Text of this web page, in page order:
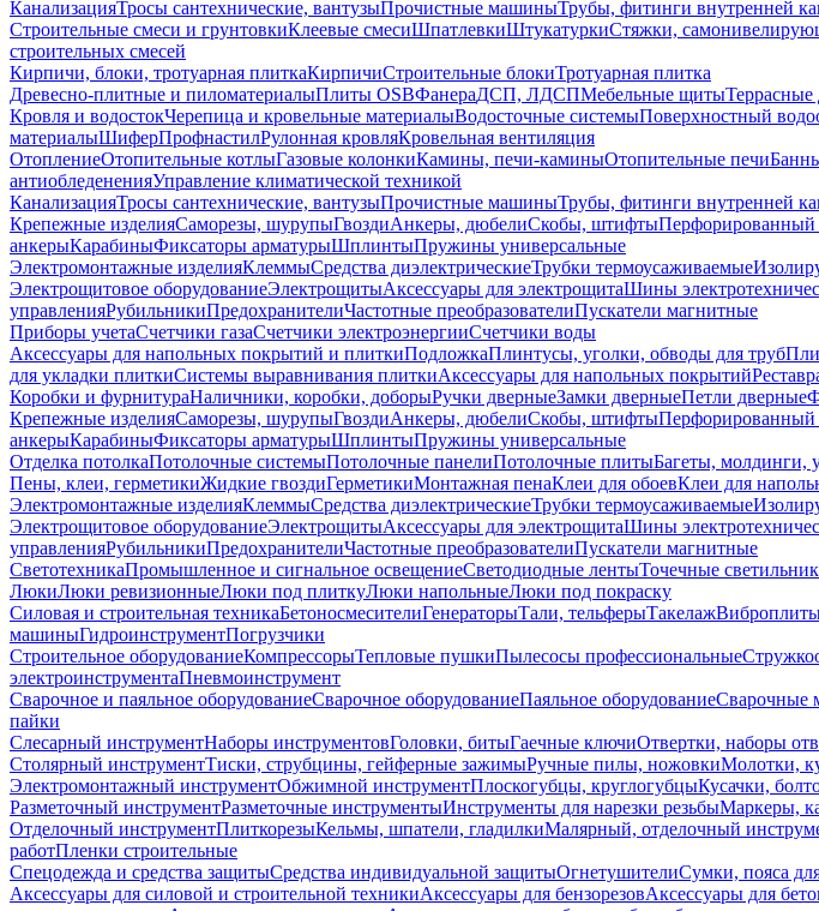
КанализацияТросы сантехнические, вантузыПрочистные машиныТрубы, фитинги внутренней
Строительные смеси и грунтовкиКлеевые смесиШпатлевкиШтукатуркиСтяжки,
строительных смесей
Кирпичи, блоки, тротуарная плиткаКирпичиСтроительные блокиТротуарная плитка
Древесно-плитные и пиломатериалыПлиты OSBФанераДСП, ЛДСПМебельные щитыТеррасные
Кровля и водостокЧерепица и кровельные материалыВодосточные системыПоверхностный
материалыШиферПрофнастилРулонная кровляКровельная вентиляция
ОтоплениеОтопительные котлыГазовые колонкиКамины, печи-каминыОтопительные печи
антиобледененияУправление климатической техникой
КанализацияТросы сантехнические, вантузыПрочистные машиныТрубы, фитинги внутренней
Крепежные изделияСаморезы, шурупыГвоздиАнкеры, дюбелиСкобы, штифтыПерфорированный
анкерыКарабиныФиксаторы арматурыШплинтыПружины универсальные
Электромонтажные изделияКлеммыСредства диэлектрическиеТрубки термоусаживаемые
Электрощитовое оборудованиеЭлектрощитыАксессуары для электрощитаШины
управленияРубильникиПредохранителиЧастотные преобразователиПускатели магнитные
Приборы учетаСчетчики газаСчетчики электроэнергииСчетчики воды
Аксессуары для напольных покрытий и плиткиПодложкаПлинтусы, уголки, обводы для труб
для укладки плиткиСистемы выравнивания плиткиАксессуары для напольных покрытий
Коробки и фурнитураНаличники, коробки, доборыРучки дверныеЗамки дверныеПетли дверные
Крепежные изделияСаморезы, шурупыГвоздиАнкеры, дюбелиСкобы, штифтыПерфорированный
анкерыКарабиныФиксаторы арматурыШплинтыПружины универсальные
Отделка потолкаПотолочные системыПотолочные панелиПотолочные плитыБагеты, молдинги,
Пены, клеи, герметикиЖидкие гвоздиГерметикиМонтажная пенаКлеи для обоевКлеи для
Электромонтажные изделияКлеммыСредства диэлектрическиеТрубки термоусаживаемые
Электрощитовое оборудованиеЭлектрощитыАксессуары для электрощитаШины
управленияРубильникиПредохранителиЧастотные преобразователиПускатели магнитные
СветотехникаПромышленное и сигнальное освещениеСветодиодные лентыТочечные
ЛюкиЛюки ревизионныеЛюки под плиткуЛюки напольныеЛюки под покраску
Силовая и строительная техникаБетоносмесителиГенераторыТали, тельферыТакелаж
машиныГидроинструментПогрузчики
Строительное оборудованиеКомпрессорыТепловые пушкиПылесосы профессиональные
электроинструментаПневмоинструмент
Сварочное и паяльное оборудованиеСварочное оборудованиеПаяльное оборудованиеСварочные
пайки
Слесарный инструментНаборы инструментовГоловки, битыГаечные ключиОтвертки, наборы
Столярный инструментТиски, струбцины, гейферные зажимыРучные пилы, ножовкиМолотки,
Электромонтажный инструментОбжимной инструментПлоскогубцы, круглогубцыКусачки,
Разметочный инструментРазметочные инструментыИнструменты для нарезки резьбыМаркеры,
Отделочный инструментПлиткорезыКельмы, шпатели, гладилкиМалярный, отделочный
работПленки строительные
Спецодежда и средства защитыСредства индивидуальной защитыОгнетушителиСумки, пояса
Аксессуары для силовой и строительной техникиАксессуары для бензорезовАксессуары для